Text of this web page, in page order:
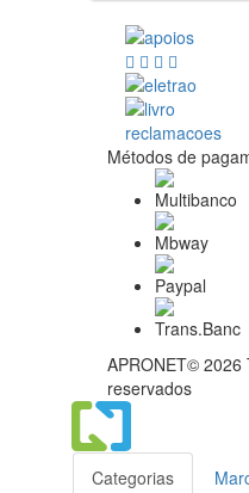
Métodos de
APRONET© 2026
reservados
Categorias